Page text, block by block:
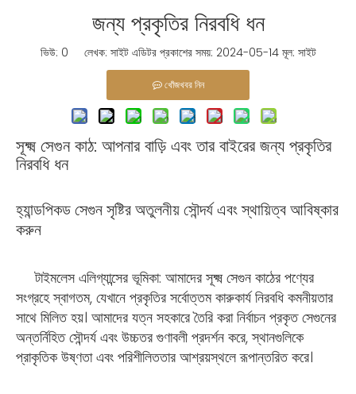
জন্য প্রকৃতির নিরবধি ধন
ভিউ: 0 লেখক: সাইট এডিটর প্রকাশের সময়: 2024-05-14 মূল: সাইট
খোঁজখবর নিন
সূক্ষ্ম সেগুন কাঠ: আপনার বাড়ি এবং তার বাইরের জন্য প্রকৃতির
নিরবধি ধন
হ্যান্ডপিকড সেগুন সৃষ্টির অতুলনীয় সৌন্দর্য এবং স্থায়িত্ব আবিষ্কার
করুন
টাইমলেস এলিগ্যান্সের ভূমিকা: আমাদের সূক্ষ্ম সেগুন কাঠের পণ্যের
সংগ্রহে স্বাগতম, যেখানে প্রকৃতির সর্বোত্তম কারুকার্য নিরবধি কমনীয়তার
সাথে মিলিত হয়। আমাদের যত্ন সহকারে তৈরি করা নির্বাচন প্রকৃত সেগুনের
অন্তর্নিহিত সৌন্দর্য এবং উচ্চতর গুণাবলী প্রদর্শন করে, স্থানগুলিকে
প্রাকৃতিক উষ্ণতা এবং পরিশীলিততার আশ্রয়স্থলে রূপান্তরিত করে।